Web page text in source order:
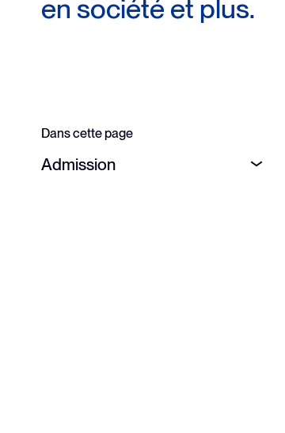
en société et plus.
Dans cette page
Admission